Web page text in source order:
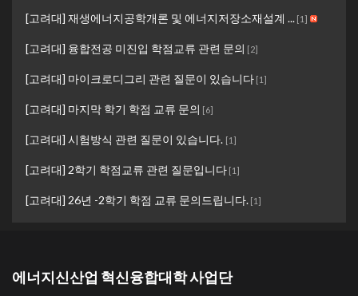
[고려대] 재생에너지공학개론 및 에너지저장소재설계 ... [1]
[고려대] 융합전공 미진입 학점교류 관련 문의 [2]
[고려대] 마이크로디그리 관련 질문이 있습니다 [1]
[고려대] 마지막 학기 학점 교류 문의 [6]
[고려대] 시험방식 관련 질문이 있습니다. [1]
[고려대] 2학기 학점교류 관련 질문입니다 [1]
[고려대] 26년 -2학기 학점 교류 문의드립니다. [1]
에너지신산업 혁신융합대학 사업단